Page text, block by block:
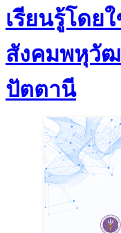
เรียนรู้โดย
สังคมพหุวั
ปัตตานี